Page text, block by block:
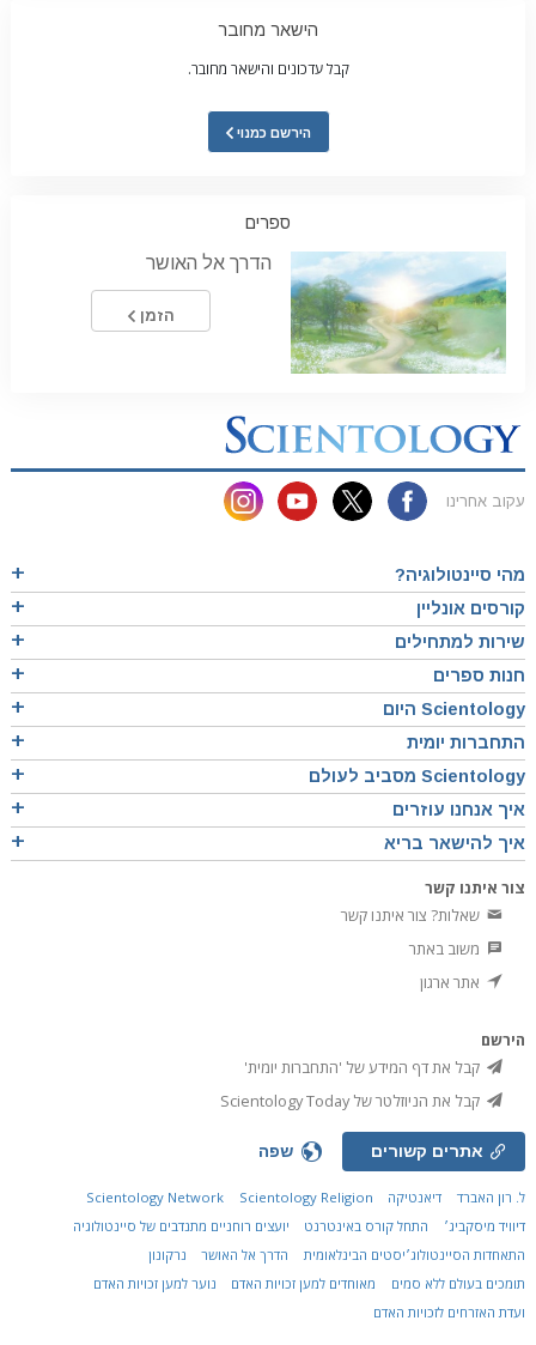
הישאר מחובר
קבל עדכונים והישאר מחובר.
הירשם כמנוי
ספרים
הדרך אל האושר
הזמן
עקוב אחרינו
מהי סיינטולוגיה?
קורסים אונליין
שירות למתחילים
חנות ספרים
Scientology היום
התחברות יומית
Scientology מסביב לעולם
איך אנחנו עוזרים
איך להישאר בריא
צור איתנו קשר
שאלות? צור איתנו קשר
משוב באתר
אתר ארגון
הירשם
קבל את דף המידע של 'התחברות יומית'
קבל את הניוזלטר של Scientology Today
אתרים קשורים שפה
ל. רון האברד דיאנטיקה Scientology Network
Scientology Religion
דיוויד מיסקביג׳
התחל קורס באינטרנט
יועצים רוחניים מתנדבים של סיינטולוגיה
התאחדות הסיינטולוג׳יסטים הבינלאומית
הדרך אל האושר
נרקונון
תומכים בעולם ללא סמים
מאוחדים למען זכויות האדם
נוער למען זכויות האדם
ועדת האזרחים לזכויות האדם